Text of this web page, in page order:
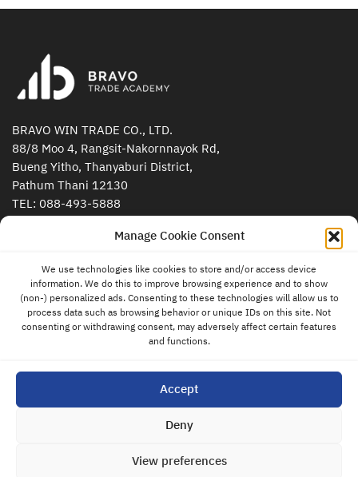
Manage Cookie Consent
We use technologies like cookies to store and/or access device
information. We do this to improve browsing experience and to show
(non-) personalized ads. Consenting to these technologies will allow us to
process data such as browsing behavior or unique IDs on this site. Not
consenting or withdrawing consent, may adversely affect certain features
and functions.
Accept
Deny
View preferences
BRAVO WIN TRADE CO., LTD.
88/8 Moo 4, Rangsit-Nakornnayok Rd,
Bueng Yitho, Thanyaburi District,
Pathum Thani 12130
TEL: 088-493-5888
TAX ID: 0135563020214
Home
About
Course
นโยบายการยกเลิกและคืนเงิน
us